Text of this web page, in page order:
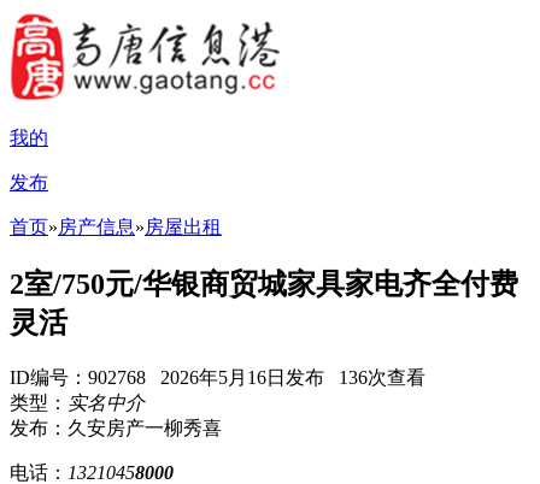
我的
发布
首页»房产信息»房屋出租
2室/750元/华银商贸城家具家电齐全付费
灵活
ID编号：902768 2026年5月16日发布 136次查看
类型： 实名中介
发布：久安房产一柳秀喜
电话： 13210458000